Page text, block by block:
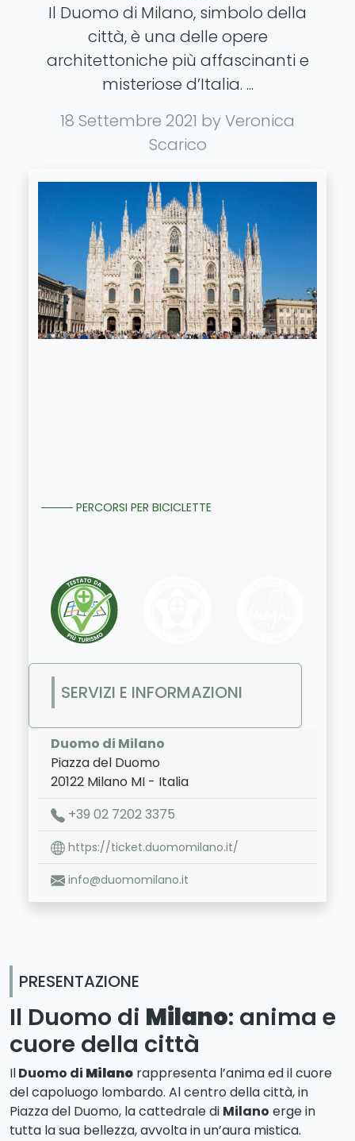
Il Duomo di Milano, simbolo della
città, è una delle opere
architettoniche più affascinanti e
misteriose d’Italia. ...
18 Settembre 2021 by Veronica
Scarico
PERCORSI PER BICICLETTE
SERVIZI E INFORMAZIONI
Duomo di Milano
Piazza del Duomo
20122 Milano MI - Italia
LAT:45.464- LNG:9.192
+39 02 7202 3375
https://ticket.duomomilano.it/
info@duomomilano.it
PRESENTAZIONE
Il Duomo di Milano: anima e
cuore della città
IlDuomo di Milano rappresenta l’anima ed il cuore
del capoluogo lombardo. Al centro della città, in
Piazza del Duomo, la cattedrale di Milano erge in
tutta la sua bellezza, avvolta in un’aura mistica.